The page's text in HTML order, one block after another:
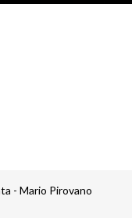
- Mario Pirovano